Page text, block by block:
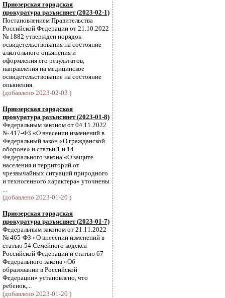
Приозерская городская
прокуратура разъясняет (2023-02-1)
Постановлением Правительства
Российской Федерации от 21.10.2022
№ 1882 утвержден порядок
освидетельствования на состояние
алкогольного опьянения и
оформления его результатов,
направления на медицинское
освидетельствование на состояние
опьянения.
(добавлено 2023-02-03 )
Приозерская городская
прокуратура разъясняет (2023-01-8)
Федеральным законом от 04.11.2022
№ 417-ФЗ «О внесении изменений в
Федеральный закон «О гражданской
обороне» и статьи 1 и 14
Федерального закона «О защите
населения и территорий от
чрезвычайных ситуаций природного
и техногенного характера» уточнены
...
(добавлено 2023-01-20 )
Приозерская городская
прокуратура разъясняет (2023-01-7)
Федеральным законом от 21.11.2022
№ 465-ФЗ «О внесении изменений в
статью 54 Семейного кодекса
Российской Федерации и статью 67
Федерального закона «Об
образовании в Российской
Федерации» установлено, что
ребенок,...
(добавлено 2023-01-20 )